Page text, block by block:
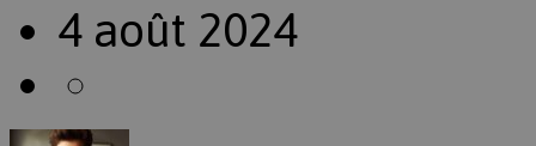
4 août 2024